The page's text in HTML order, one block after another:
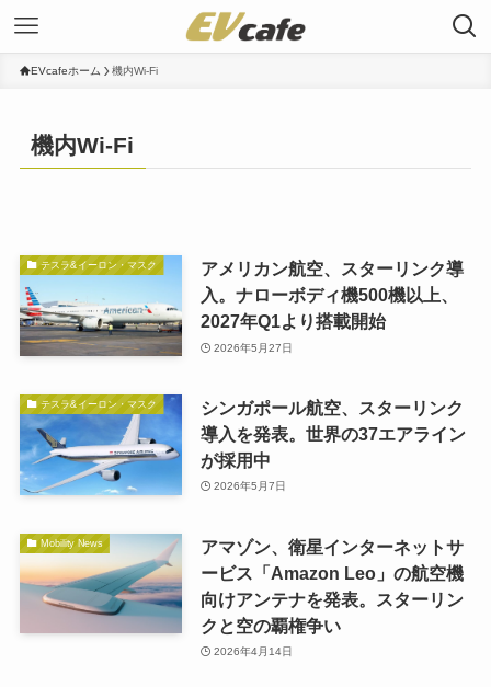
EVcafeホーム 機内Wi-Fi
機内Wi-Fi
テスラ&イーロン・マスク
アメリカン航空、スターリンク導
入。ナローボディ機500機以上、
2027年Q1より搭載開始
2026年5月27日
テスラ&イーロン・マスク
シンガポール航空、スターリンク
導入を発表。世界の37エアライン
が採用中
2026年5月7日
Mobility News
アマゾン、衛星インターネットサ
ービス「Amazon Leo」の航空機
向けアンテナを発表。スターリン
クと空の覇権争い
2026年4月14日